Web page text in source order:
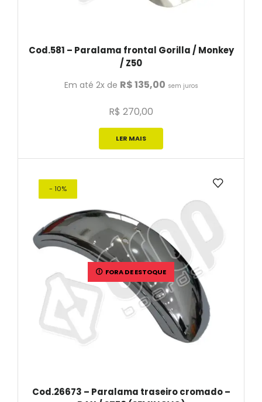
Cod.581 – Paralama frontal Gorilla / Monkey
/ Z50
Em até 2x de R$135,00 sem juros
R$ 270,00
LER MAIS
- 10%
FORA DE ESTOQUE
Cod.26673 – Paralama traseiro cromado –